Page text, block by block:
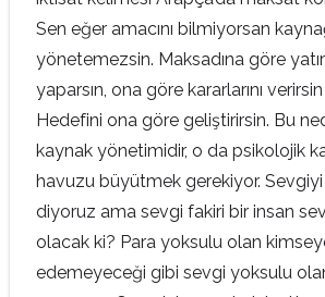
Sen eğer amacını bilmiyorsan
yönetemezsin. Maksadına göre
yaparsın, ona göre kararlarını
Hedefini ona göre geliştirirsin. Bu
kaynak yönetimidir, o da psikolojik
havuzu büyütmek gerekiyor. Sevgiyi
diyoruz ama sevgi fakiri bir insan
olacak ki? Para yoksulu olan
edemeyeceği gibi sevgi yoksulu